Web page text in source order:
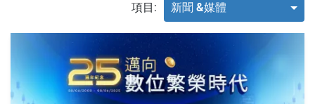
項目: 新聞 &媒體